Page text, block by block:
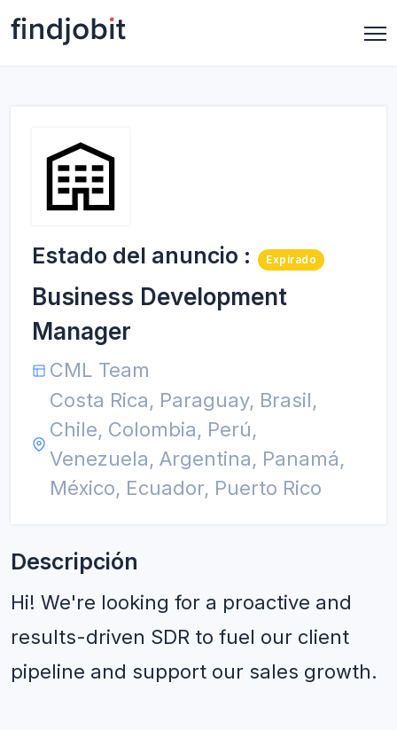
Estado del anuncio : Expirado
Business Development
Manager
CML Team
Costa Rica, Paraguay, Brasil,
Chile, Colombia, Perú,
Venezuela, Argentina, Panamá,
México, Ecuador, Puerto Rico
Descripción
Hi! We're looking for a proactive and
results-driven SDR to fuel our client
pipeline and support our sales growth.